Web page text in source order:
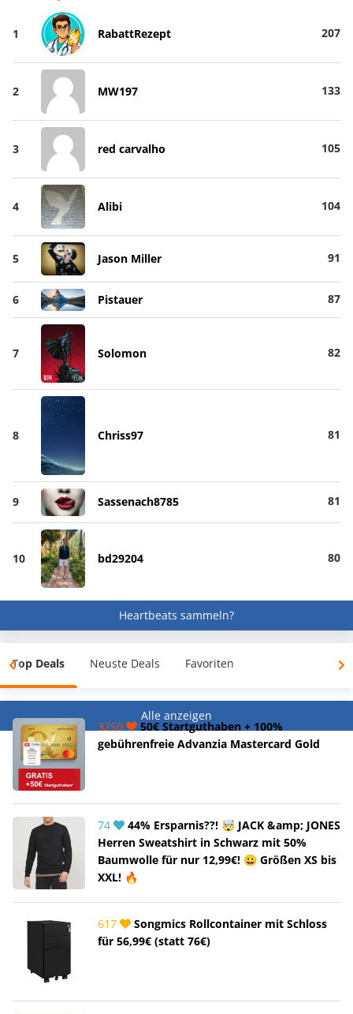
1 RabattRezept 207
2 MW197 133
3 red carvalho 105
4 Alibi 104
5 Jason Miller 91
6 Pistauer 87
7 Solomon 82
8 Chriss97 81
9 Sassenach8785 81
10 bd29204 80
Heartbeats sammeln?
Top Deals Neuste Deals Favoriten
Alle anzeigen
3250
50€ Startguthaben + 100%
gebührenfreie Advanzia Mastercard Gold
74
44% Ersparnis??! 🤯 JACK &amp; JONES
Herren Sweatshirt in Schwarz mit 50%
Baumwolle für nur 12,99€! 😀 Größen XS bis
XXL! 🔥
617
Songmics Rollcontainer mit Schloss
für 56,99€ (statt 76€)